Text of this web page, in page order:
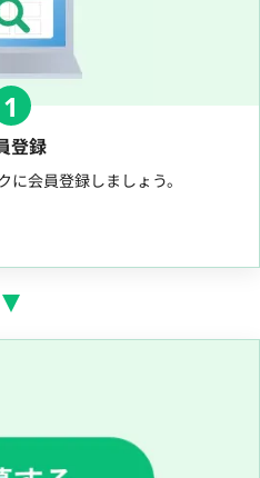
1
登録
会員登録しましょう。